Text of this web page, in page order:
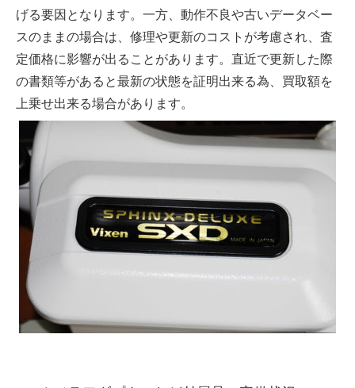
げる要因となります。一方、動作不良や古いデータベー
スのままの場合は、修理や更新のコストが考慮され、査
定価格に影響が出ることがあります。直近で更新した際
の書類等があると最新の状態を証明出来る為、買取額を
上乗せ出来る場合があります。